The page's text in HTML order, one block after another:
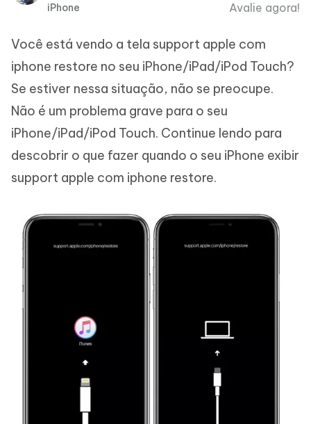
iPhone
Avalie agora!
Você está vendo a tela support apple com
iphone restore no seu iPhone/iPad/iPod Touch?
Se estiver nessa situação, não se preocupe.
Não é um problema grave para o seu
iPhone/iPad/iPod Touch. Continue lendo para
descobrir o que fazer quando o seu iPhone exibir
support apple com iphone restore.